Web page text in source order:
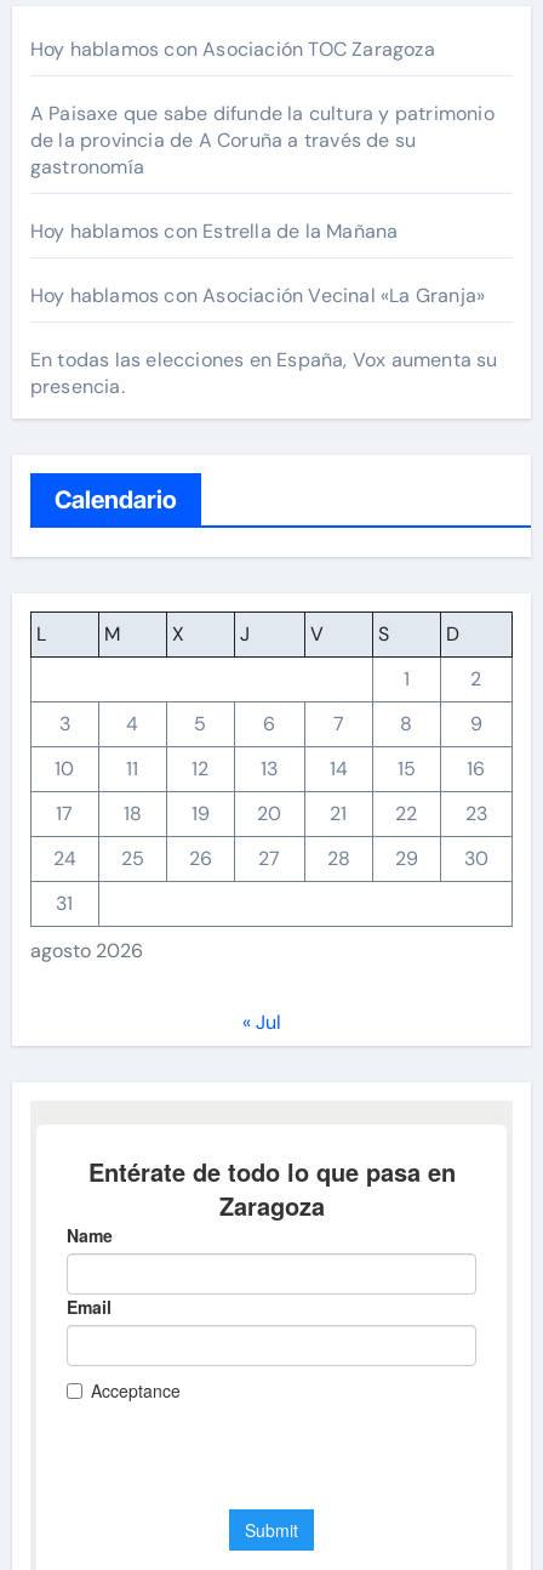
Hoy hablamos con Asociación TOC Zaragoza
A Paisaxe que sabe difunde la cultura y patrimonio
de la provincia de A Coruña a través de su
gastronomía
Hoy hablamos con Estrella de la Mañana
Hoy hablamos con Asociación Vecinal «La Granja»
En todas las elecciones en España, Vox aumenta su
presencia.
Calendario
agosto 2026
L M X J V S
D
1
2
3
4 5 6 7 8
9
10
11 12 13 14 15
16
17
18 19 20 21 22
23
24
25 26 27 28 29
30
31
« Jul